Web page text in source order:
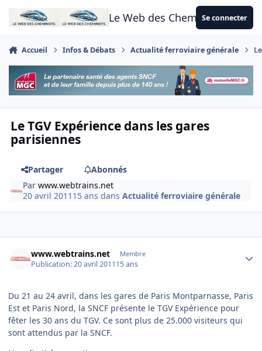
Aller au contenu
Le Web des CheminotsSe connecter
Accueil Infos & Débats Actualité ferroviaire générale
Le TGV Expérience dans les gares
parisiennes
Partager
Abonnés
Parwww.webtrains.net
20 avril 2011 15 ans dansActualité ferroviaire générale
www.webtrains.net Membre
Publication:20 avril 201115 ans
Du 21 au 24 avril, dans les gares de Paris Montparnasse, Paris
Est et Paris Nord, la SNCF présente le TGV Expérience pour
fêter les 30 ans du TGV. Ce sont plus de 25.000 visiteurs qui
sont attendus par la SNCF.